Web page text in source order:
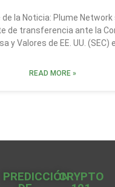
de la Noticia: Plume
de transferencia ante la
y Valores de EE. UU. (SEC) el
READ MORE »
PREDICCIÓNCRYPTO